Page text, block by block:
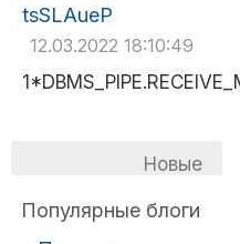
tsSLAueP
12.03.2022 18:10:49
Новые
Популярные блоги